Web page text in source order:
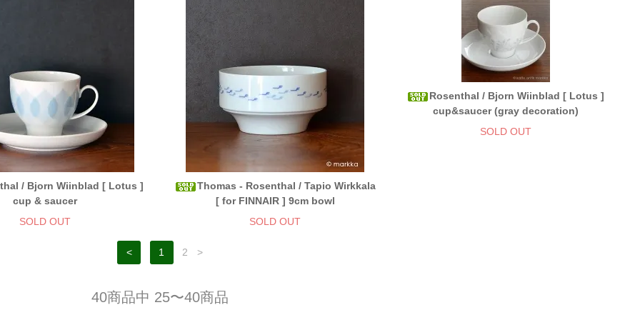
/ Bjorn Wiinblad [ Lotus ]
cup & saucer
SOLD OUT
Thomas - Rosenthal / Tapio Wirkkala
[ for FINNAIR ] 9cm bowl
SOLD OUT
Rosenthal / Bjorn Wiinblad [ Lotus ]
cup&saucer (gray decoration)
SOLD OUT
< 1 2 >
40商品中 25〜40商品